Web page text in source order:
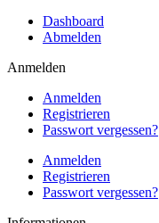
Dashboard
Abmelden
Anmelden
Anmelden
Registrieren
Passwort vergessen?
Anmelden
Registrieren
Passwort vergessen?